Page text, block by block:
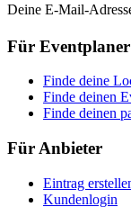
Deine E-Mail-
Für Eventplaner
Finde deine
Finde deinen
Finde deinen
Für Anbieter
Eintrag
Kundenlogin